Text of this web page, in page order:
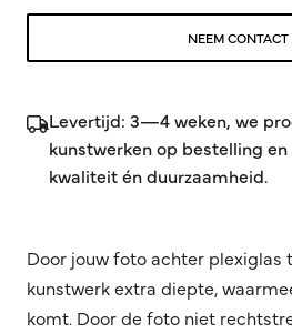
NEEM CONTACT
Levertijd: 3—4 weken, we
kunstwerken op bestelling
kwaliteit én duurzaamheid.
Door jouw foto achter plexiglas
kunstwerk extra diepte,
komt. Door de foto niet